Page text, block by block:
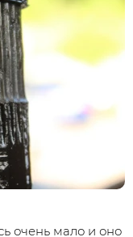
очень мало и оно